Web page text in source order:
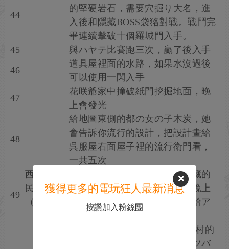
44
的堅硬岩石，需要穴掘り大名，進
入後和隱藏BOSS袋狢對戰。戰鬥完
畢連續擊破十個羅城門入手。
45
與ハヤテ比賽跑三次，贏了後入手
46
西安京·庶
民街
（46~50）
道具屋裡面的水路，如果水沒過後
可以使用一閃入手
47
花咲爺家中撞破紙門挖掘地面，晚
上會發光
48
給地圖東側的都の女の子木炭，她
會告訴你流行的設計，把設計畫給
呉服屋右面屋子裡的流行衛門看，
一共五次
49
抓四次早蔵，用一閃切早蔵躲藏的
岩石（在東南的守衛附近）。晚上
才能抓。把第四次得到假面帶給ア
·神木村塞之芽盛開後，去神木村的
塞之芽下方，不要穿過鳥居跟ツバ
獲得更多的電玩狂人最新消息
按讚加入粉絲團